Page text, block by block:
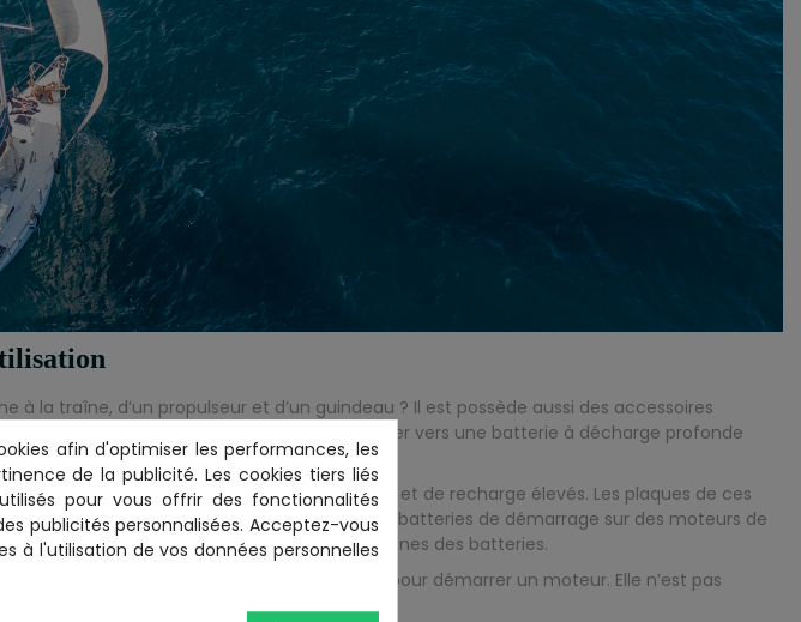
la traîne, d’un propulseur et d’un guindeau ? Il est possède aussi des accessoires
de courant ? Il vous faudra alors vous tourner vers une batterie à décharge profonde
être utilisées avec des taux de décharge et de recharge élevés. Les plaques de ces
batteries de démarrage. Si vous installez des batteries de démarrage sur des moteurs de
de ces derniers déformeraient les plaques fines des batteries.
qui fournissent un pic de tension rapide pour démarrer un moteur. Elle n’est pas
de longues périodes.
afin d'optimiser les performances, les
de la publicité. Les cookies tiers liés
pour vous offrir des fonctionnalités
publicités personnalisées. Acceptez-vous
à l'utilisation de vos données personnelles